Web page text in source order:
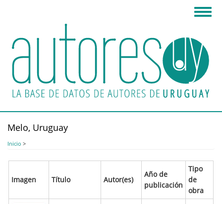
principal
Melo, Uruguay
Inicio >
Imagen Título Autor(es)
Año de
publicación
Tipo
de
obra